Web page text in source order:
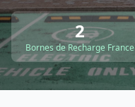
2
Bornes de Recharge France